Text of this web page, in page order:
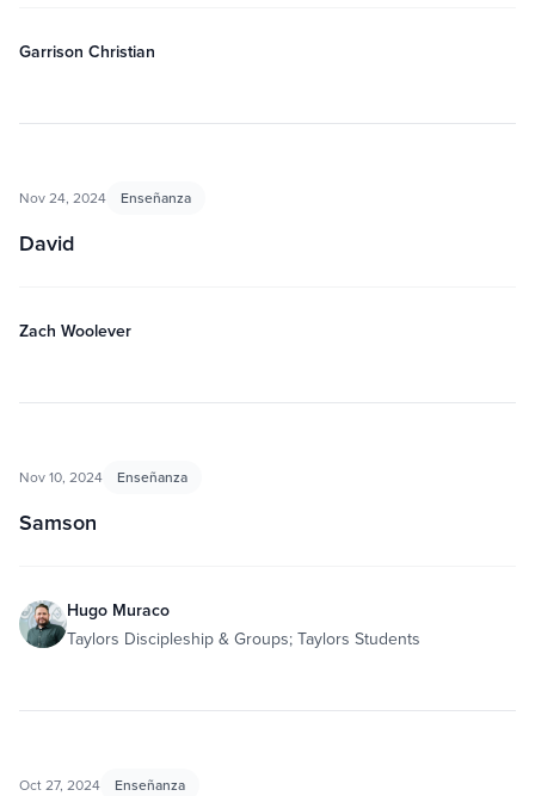
Garrison Christian
Nov 24, 2024 Enseñanza
David
Zach Woolever
Nov 10, 2024 Enseñanza
Samson
Hugo Muraco
Taylors Discipleship & Groups; Taylors Students
Oct 27, 2024 Enseñanza